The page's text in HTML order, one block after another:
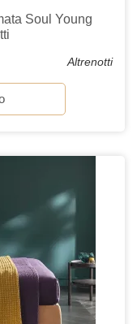
Soul Young
Altrenotti